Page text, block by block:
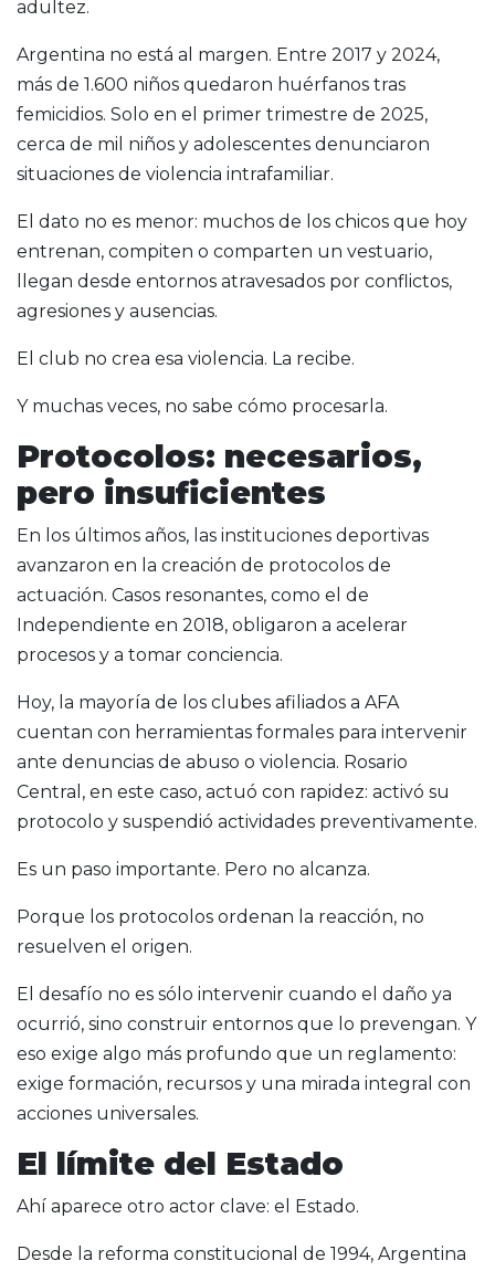
adultez.
Argentina no está al margen. Entre 2017 y 2024,
más de 1.600 niños quedaron huérfanos tras
femicidios. Solo en el primer trimestre de 2025,
cerca de mil niños y adolescentes denunciaron
situaciones de violencia intrafamiliar.
El dato no es menor: muchos de los chicos que hoy
entrenan, compiten o comparten un vestuario,
llegan desde entornos atravesados por conflictos,
agresiones y ausencias.
El club no crea esa violencia. La recibe.
Y muchas veces, no sabe cómo procesarla.
Protocolos: necesarios,
pero insuficientes
En los últimos años, las instituciones deportivas
avanzaron en la creación de protocolos de
actuación. Casos resonantes, como el de
Independiente en 2018, obligaron a acelerar
procesos y a tomar conciencia.
Hoy, la mayoría de los clubes afiliados a AFA
cuentan con herramientas formales para intervenir
ante denuncias de abuso o violencia. Rosario
Central, en este caso, actuó con rapidez: activó su
protocolo y suspendió actividades preventivamente.
Es un paso importante. Pero no alcanza.
Porque los protocolos ordenan la reacción, no
resuelven el origen.
El desafío no es sólo intervenir cuando el daño ya
ocurrió, sino construir entornos que lo prevengan. Y
eso exige algo más profundo que un reglamento:
exige formación, recursos y una mirada integral con
acciones universales.
El límite del Estado
Ahí aparece otro actor clave: el Estado.
Desde la reforma constitucional de 1994, Argentina